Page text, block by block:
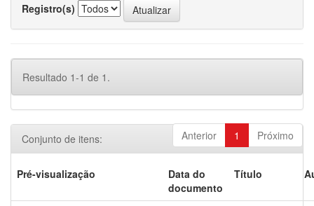
Registro(s)
Resultado 1-1 de 1.
Anterior 1 Próximo
Conjunto de itens:
Pré-visualização
Data do
documento
Título